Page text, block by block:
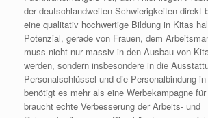
der deutschlandweiten Schwierigkeiten direkt
eine qualitativ hochwertige Bildung in Kitas
Potenzial, gerade von Frauen, dem
muss nicht nur massiv in den Ausbau von
werden, sondern insbesondere in die
Personalschlüssel und die Personalbindung
benötigt es mehr als eine Werbekampagne
braucht echte Verbesserung der Arbeits- und